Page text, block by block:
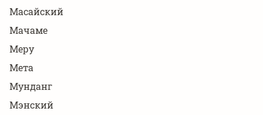
Масайский
Мачаме
Меру
Мета
Мунданг
Мэнский